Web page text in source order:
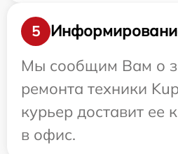
5
Мы сообщим Вам о
ремонта техники
курьер доставит ее
в офис.